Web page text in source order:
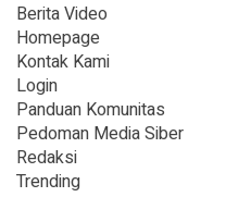
Berita Video
Homepage
Kontak Kami
Login
Panduan Komunitas
Pedoman Media Siber
Redaksi
Trending